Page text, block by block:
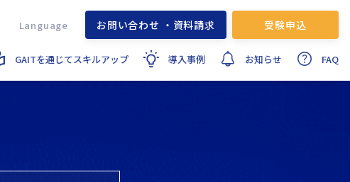
お問い合わせ ・資料請求 受験申込
GAITを通じてスキルアップ 導入事例 お知らせ FAQ